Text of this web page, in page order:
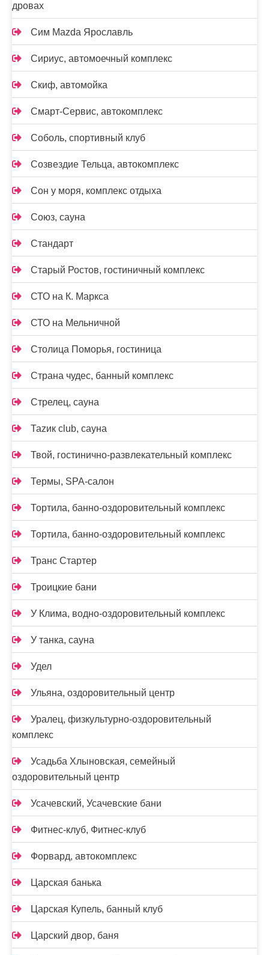
дровах
Сим Mazda Ярославль
Сириус, автомоечный комплекс
Скиф, автомойка
Смарт-Сервис, автокомплекс
Соболь, спортивный клуб
Созвездие Тельца, автокомплекс
Сон у моря, комплекс отдыха
Союз, сауна
Стандарт
Старый Ростов, гостиничный комплекс
СТО на К. Маркса
СТО на Мельничной
Столица Поморья, гостиница
Страна чудес, банный комплекс
Стрелец, сауна
Таzик club, сауна
Твой, гостинично-развлекательный комплекс
Термы, SPA-салон
Тортила, банно-оздоровительный комплекс
Тортила, банно-оздоровительный комплекс
Транс Стартер
Троицкие бани
У Клима, водно-оздоровительный комплекс
У танка, сауна
Удел
Ульяна, оздоровительный центр
Уралец, физкультурно-оздоровительный
комплекс
Усадьба Хлыновская, семейный
оздоровительный центр
Усачевский, Усачевские бани
Фитнес-клуб, Фитнес-клуб
Форвард, автокомплекс
Царская банька
Царская Купель, банный клуб
Царский двор, баня